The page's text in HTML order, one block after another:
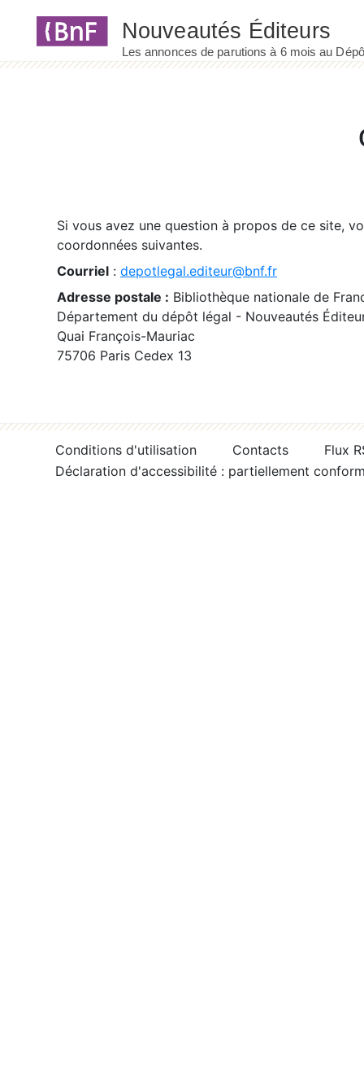
Si vous avez une question à propos de ce site,
coordonnées suivantes.
Courriel : depotlegal.editeur@bnf.fr
Adresse postale : Bibliothèque nationale de
Département du dépôt légal - Nouveautés
Quai François-Mauriac
75706 Paris Cedex 13
Conditions d'utilisation Contacts
Flux
Déclaration d'accessibilité : partiellement